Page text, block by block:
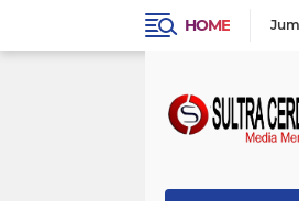
HOME